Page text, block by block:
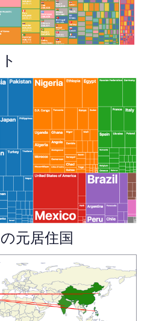
元居住国